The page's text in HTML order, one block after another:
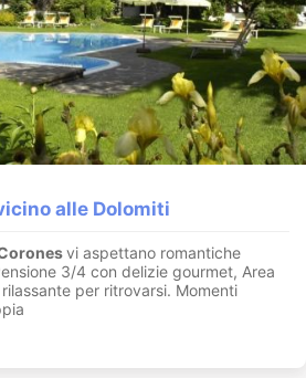
alle Dolomiti
vi aspettano romantiche
3/4 con delizie gourmet, Area
per ritrovarsi. Momenti